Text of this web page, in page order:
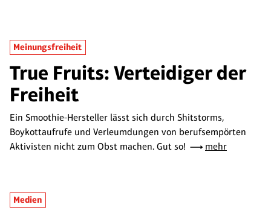
Meinungsfreiheit
True Fruits: Verteidiger der
Freiheit
Ein Smoothie-Hersteller lässt sich durch Shitstorms,
Boykottaufrufe und Verleumdungen von berufsempörten
Aktivisten nicht zum Obst machen. Gut so!
mehr
Medien